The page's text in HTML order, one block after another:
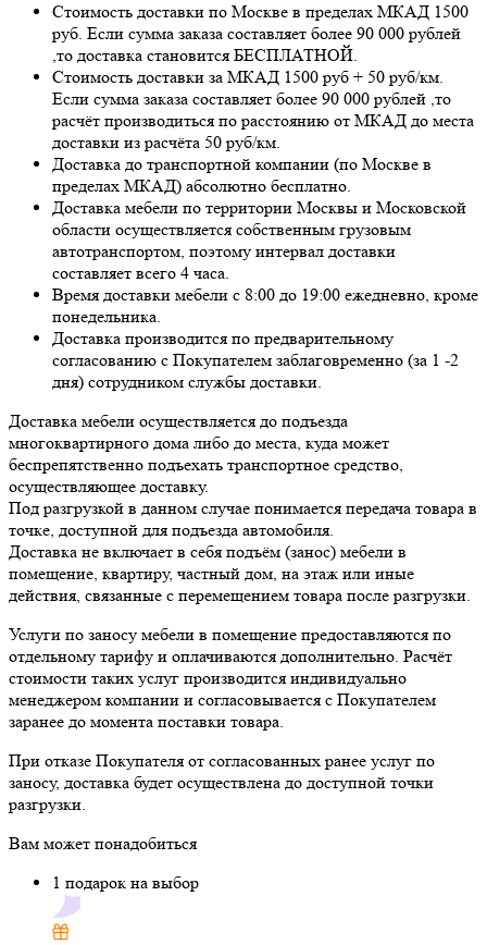
Стоимость доставки по Москве в пределах МКАД 1500
руб. Если сумма заказа составляет более 90 000 рублей
,то доставка становится БЕСПЛАТНОЙ.
Стоимость доставки за МКАД 1500 руб + 50 руб/км.
Если сумма заказа составляет более 90 000 рублей ,то
расчёт производиться по расстоянию от МКАД до места
доставки из расчёта 50 руб/км.
Доставка до транспортной компании (по Москве в
пределах МКАД) абсолютно бесплатно.
Доставка мебели по территории Москвы и Московской
области осуществляется собственным грузовым
автотранспортом, поэтому интервал доставки
составляет всего 4 часа.
Время доставки мебели с 8:00 до 19:00 ежедневно, кроме
понедельника.
Доставка производится по предварительному
согласованию с Покупателем заблаговременно (за 1 -2
дня) сотрудником службы доставки.
Доставка мебели осуществляется до подъезда
многоквартирного дома либо до места, куда может
беспрепятственно подъехать транспортное средство,
осуществляющее доставку.
Под разгрузкой в данном случае понимается передача товара в
точке, доступной для подъезда автомобиля.
Доставка не включает в себя подъём (занос) мебели в
помещение, квартиру, частный дом, на этаж или иные
действия, связанные с перемещением товара после разгрузки.
Услуги по заносу мебели в помещение предоставляются по
отдельному тарифу и оплачиваются дополнительно. Расчёт
стоимости таких услуг производится индивидуально
менеджером компании и согласовывается с Покупателем
заранее до момента поставки товара.
При отказе Покупателя от согласованных ранее услуг по
заносу, доставка будет осуществлена до доступной точки
разгрузки.
Вам может понадобиться
1 подарок на выбор